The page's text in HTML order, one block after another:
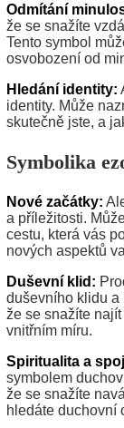
Odmítání
že se snažíte
Tento symbol
osvobození od
Hledání identity:
identity. Může
skutečně jste, a
Symbolika
Nové začátky:
a příležitosti.
cestu, která vás
nových aspektů
Duševní klid:
duševního klidu a
že se snažíte
vnitřním míru.
Spiritualita a
symbolem
že se snažíte
hledáte duchovní